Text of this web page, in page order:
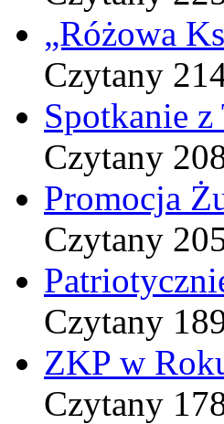
„Różowa
Czytany
Spotkanie z
Czytany
Promocja
Czytany
Czytany
ZKP w
Czytany